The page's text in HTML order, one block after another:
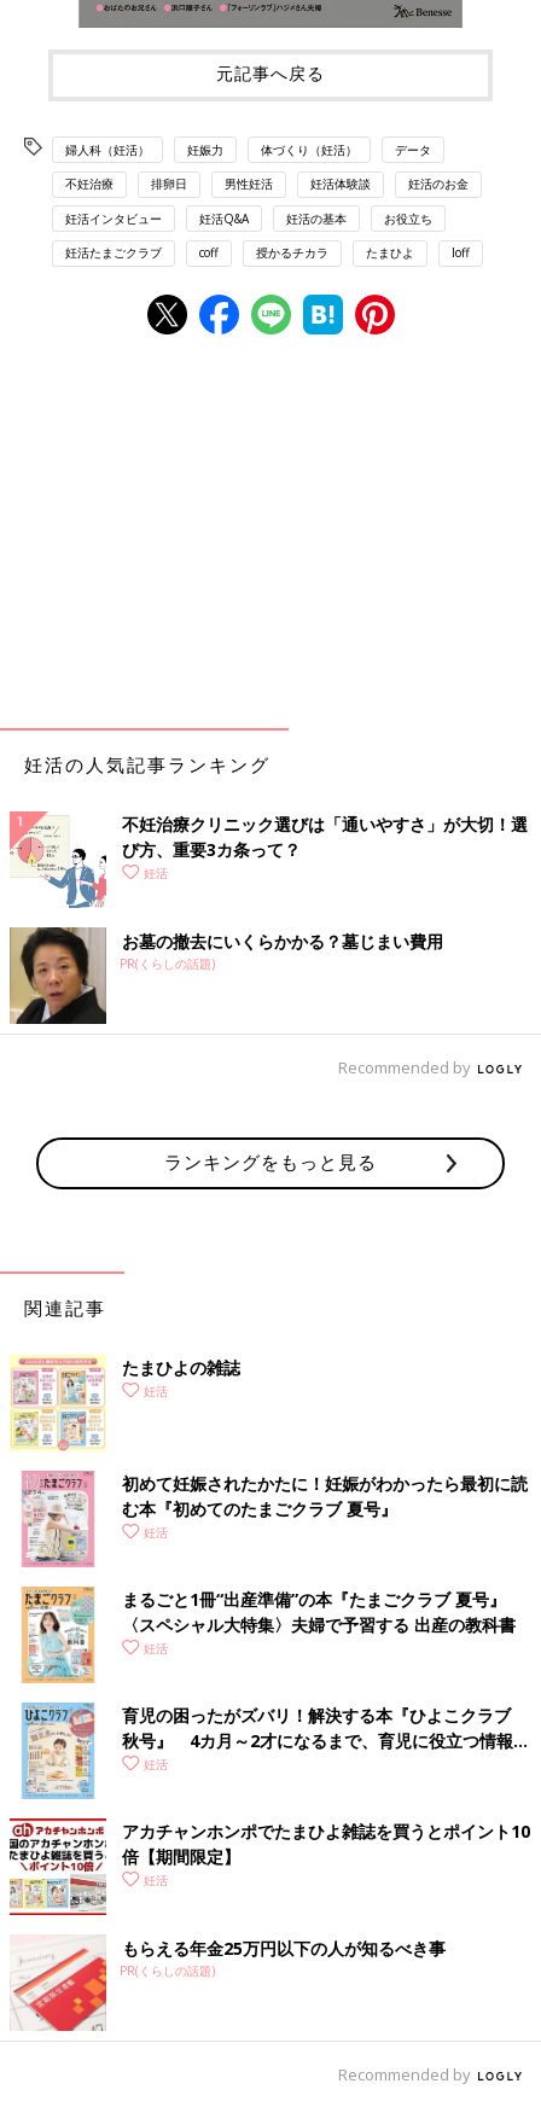
元記事へ戻る
婦人科（妊活） 妊娠力 体づくり（妊活） データ
不妊治療 排卵日 男性妊活 妊活体験談 妊活のお金
妊活インタビュー 妊活Q&A 妊活の基本 お役立ち
妊活たまごクラブ coff 授かるチカラ たまひよ loff
妊活の人気記事ランキング
不妊治療クリニック選びは「通いやすさ」が大切！選
び方、重要3カ条って？
妊活
お墓の撤去にいくらかかる？墓じまい費用
PR(くらしの話題)
Recommended by
ランキングをもっと見る
関連記事
たまひよの雑誌
妊活
初めて妊娠されたかたに！妊娠がわかったら最初に読
む本『初めてのたまごクラブ 夏号』
妊活
まるごと1冊“出産準備”の本『たまごクラブ 夏号』
〈スペシャル大特集〉夫婦で予習する 出産の教科書
妊活
育児の困ったがズバリ！解決する本『ひよこクラブ
秋号』 4カ月～2才になるまで、育児に役立つ情報が
いっぱい！
妊活
アカチャンホンポでたまひよ雑誌を買うとポイント10
倍【期間限定】
妊活
もらえる年金25万円以下の人が知るべき事
PR(くらしの話題)
Recommended by